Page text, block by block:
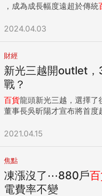
，成為成長幅度遠超於傳統
2024.04.03
財經
新光三越開outlet，
戰？
百貨龍頭新光三越，選擇了後者。 不過農曆年前，
董事長吳昕陽才宣布將首度
2021.04.15
焦點
凍漲沒了⋯880戶
電費率不變